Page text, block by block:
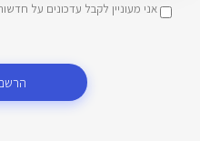
אני מעוניין לקבל עדכונים על